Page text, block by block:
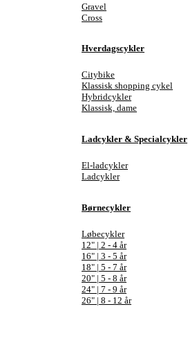
Gravel
Cross
Hverdagscykler
Citybike
Klassisk shopping cykel
Hybridcykler
Klassisk, dame
Ladcykler & Specialcykler
El-ladcykler
Ladcykler
Børnecykler
Løbecykler
12" | 2 - 4 år
16" | 3 - 5 år
18" | 5 - 7 år
20" | 5 - 8 år
24" | 7 - 9 år
26" | 8 - 12 år